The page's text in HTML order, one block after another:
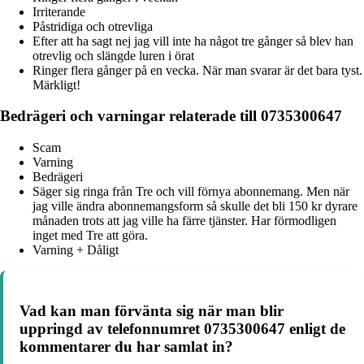
Irriterande
Påstridiga och otrevliga
Efter att ha sagt nej jag vill inte ha något tre gånger så blev han
otrevlig och slängde luren i örat
Ringer flera gånger på en vecka. När man svarar är det bara tyst.
Märkligt!
Bedrägeri och varningar relaterade till 0735300647
Scam
Varning
Bedrägeri
Säger sig ringa från Tre och vill förnya abonnemang. Men när
jag ville ändra abonnemangsform så skulle det bli 150 kr dyrare
månaden trots att jag ville ha färre tjänster. Har förmodligen
inget med Tre att göra.
Varning + Dåligt
Vad kan man förvänta sig när man blir
uppringd av telefonnumret 0735300647 enligt de
kommentarer du har samlat in?